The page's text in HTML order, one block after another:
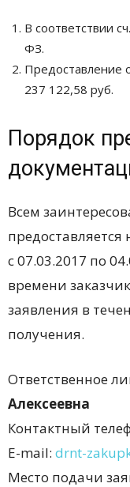
В соответствии
ФЗ.
Предоставление
237 122,58 руб.
Порядок
Всем
с 07.03.2017 по
времени
заявления в
получения.
Ответственное
Алексеевна
Контактный
E-mail: drnt-
Место подачи